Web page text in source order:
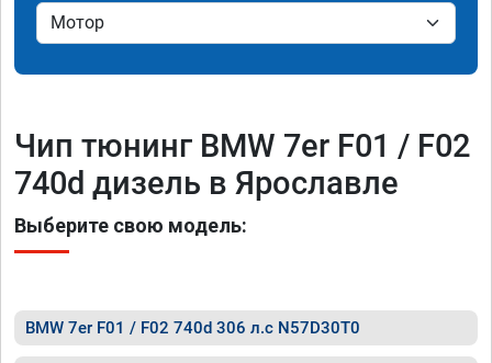
Чип тюнинг BMW 7er F01 / F02
740d дизель в Ярославле
Выберите свою модель:
BMW 7er F01 / F02 740d 306 л.с N57D30T0